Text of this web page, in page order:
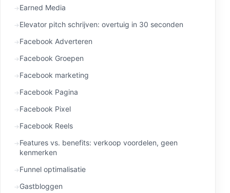
Earned Media
Elevator pitch schrijven: overtuig in 30 seconden
Facebook Adverteren
Facebook Groepen
Facebook marketing
Facebook Pagina
Facebook Pixel
Facebook Reels
Features vs. benefits: verkoop voordelen, geen
kenmerken
Funnel optimalisatie
Gastbloggen